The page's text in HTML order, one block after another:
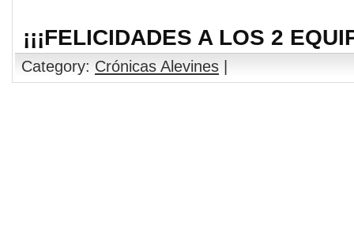
¡¡¡FELICIDADES A LOS 2
Category: Crónicas Alevines